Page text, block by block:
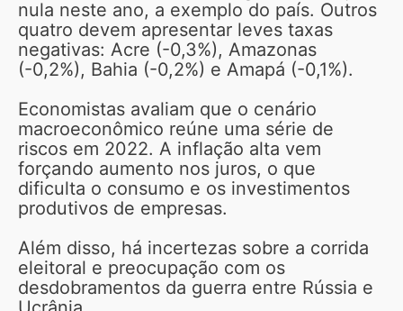
nula neste ano, a exemplo do país. Outros
quatro devem apresentar leves taxas
negativas: Acre (-0,3%), Amazonas
(-0,2%), Bahia (-0,2%) e Amapá (-0,1%).
Economistas avaliam que o cenário
macroeconômico reúne uma série de
riscos em 2022. A inflação alta vem
forçando aumento nos juros, o que
dificulta o consumo e os investimentos
produtivos de empresas.
Além disso, há incertezas sobre a corrida
eleitoral e preocupação com os
desdobramentos da guerra entre Rússia e